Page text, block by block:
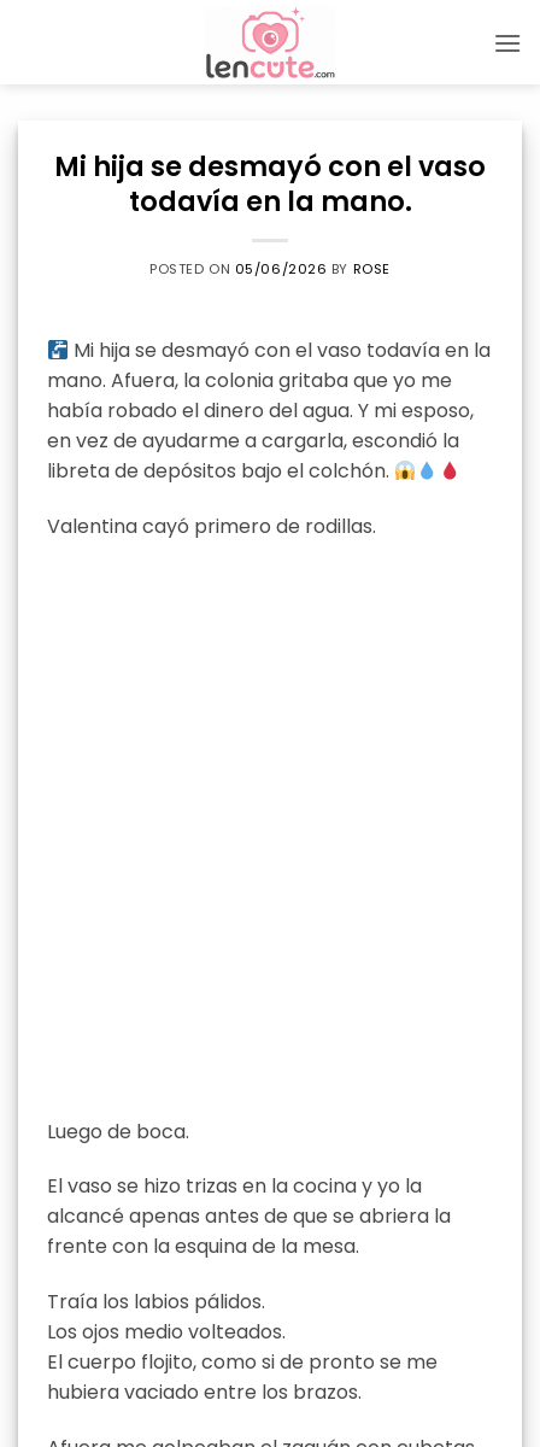
Mi hija se desmayó con el vaso
todavía en la mano.
POSTED ON 05/06/2026 BY ROSE
Mi hija se desmayó con el vaso todavía en la
mano. Afuera, la colonia gritaba que yo me
había robado el dinero del agua. Y mi esposo,
en vez de ayudarme a cargarla, escondió la
libreta de depósitos bajo el colchón.
Valentina cayó primero de rodillas.
Luego de boca.
El vaso se hizo trizas en la cocina y yo la
alcancé apenas antes de que se abriera la
frente con la esquina de la mesa.
Traía los labios pálidos.
Los ojos medio volteados.
El cuerpo flojito, como si de pronto se me
hubiera vaciado entre los brazos.